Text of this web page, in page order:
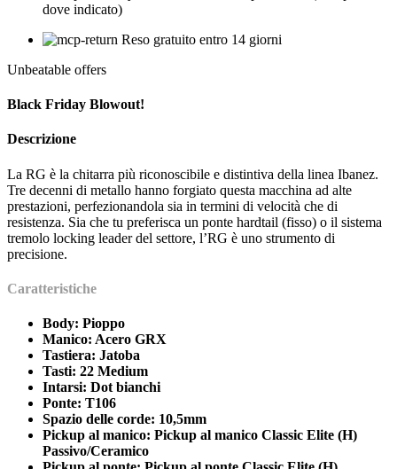
dove indicato)
Reso gratuito entro 14 giorni
Unbeatable offers
Black Friday Blowout!
Descrizione
La RG è la chitarra più riconoscibile e distintiva della linea Ibanez.
Tre decenni di metallo hanno forgiato questa macchina ad alte
prestazioni, perfezionandola sia in termini di velocità che di
resistenza. Sia che tu preferisca un ponte hardtail (fisso) o il sistema
tremolo locking leader del settore, l’RG è uno strumento di
precisione.
Caratteristiche
Body: Pioppo
Manico: Acero GRX
Tastiera: Jatoba
Tasti: 22 Medium
Intarsi: Dot bianchi
Ponte: T106
Spazio delle corde: 10,5mm
Pickup al manico: Pickup al manico Classic Elite (H)
Passivo/Ceramico